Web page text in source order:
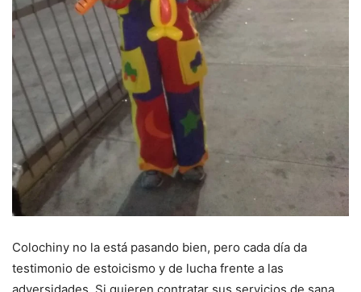
Colochiny no la está pasando bien, pero cada día da
testimonio de estoicismo y de lucha frente a las